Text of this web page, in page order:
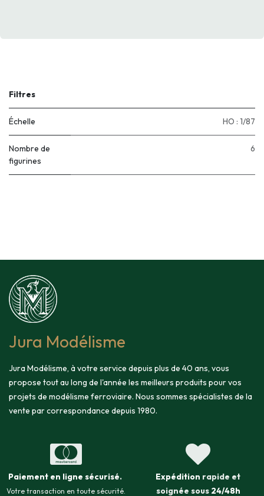
Filtres
Échelle HO : 1/87
Nombre de
figurines
6
Jura Modélisme
Jura Modélisme, à votre service depuis plus de 40 ans, vous
propose tout au long de l'année les meilleurs produits pour vos
projets de modélisme ferroviaire. Nous sommes spécialistes de la
vente par correspondance depuis 1980.
Paiement en ligne sécurisé.
Votre transaction en toute sécurité.
Expédition rapide et
soignée sous 24/48h